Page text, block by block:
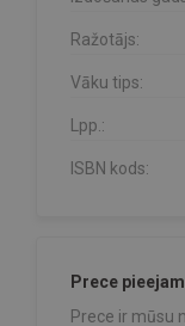
Ražotājs:
Vāku tips:
Lpp.:
ISBN kods:
Prece
Prece ir mūsu